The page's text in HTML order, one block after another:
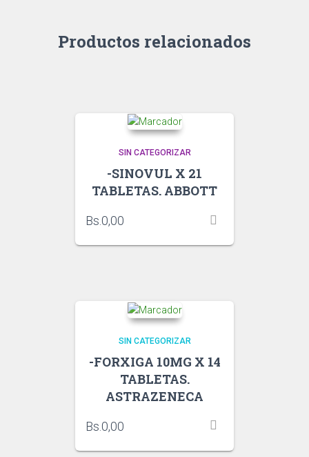
Productos relacionados
SIN CATEGORIZAR
-SINOVUL X 21
TABLETAS. ABBOTT
Bs.0,00
SIN CATEGORIZAR
-FORXIGA 10MG X 14
TABLETAS.
ASTRAZENECA
Bs. 0,00